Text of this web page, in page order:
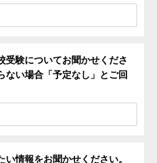
受験についてお聞かせくださ
ない場合「予定なし」とご回
い情報をお聞かせください。